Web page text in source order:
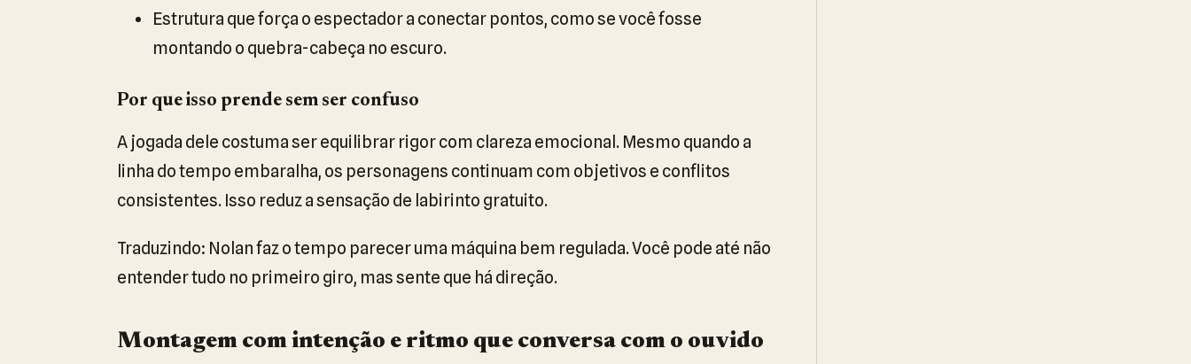
Estrutura que força o espectador a conectar pontos, como se você fosse
montando o quebra-cabeça no escuro.
Por que isso prende sem ser confuso
A jogada dele costuma ser equilibrar rigor com clareza emocional. Mesmo quando a
linha do tempo embaralha, os personagens continuam com objetivos e conflitos
consistentes. Isso reduz a sensação de labirinto gratuito.
Traduzindo: Nolan faz o tempo parecer uma máquina bem regulada. Você pode até não
entender tudo no primeiro giro, mas sente que há direção.
Montagem com intenção e ritmo que conversa com o ouvido